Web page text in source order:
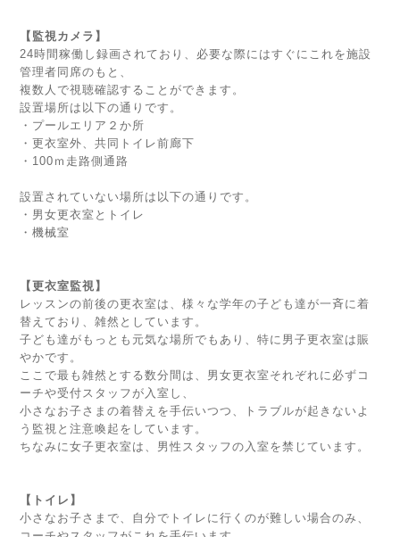
【監視カメラ】
24時間稼働し録画されており、必要な際にはすぐにこれを施設
管理者同席のもと、
複数人で視聴確認することができます。
設置場所は以下の通りです。
・プールエリア２か所
・更衣室外、共同トイレ前廊下
・100ｍ走路側通路
設置されていない場所は以下の通りです。
・男女更衣室とトイレ
・機械室
【更衣室監視】
レッスンの前後の更衣室は、様々な学年の子ども達が一斉に着
替えており、雑然としています。
子ども達がもっとも元気な場所でもあり、特に男子更衣室は賑
やかです。
ここで最も雑然とする数分間は、男女更衣室それぞれに必ずコ
ーチや受付スタッフが入室し、
小さなお子さまの着替えを手伝いつつ、トラブルが起きないよ
う監視と注意喚起をしています。
ちなみに女子更衣室は、男性スタッフの入室を禁じています。
【トイレ】
小さなお子さまで、自分でトイレに行くのが難しい場合のみ、